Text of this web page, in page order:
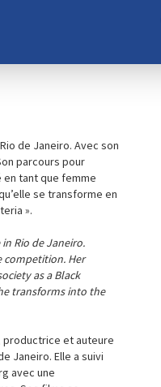
de Janeiro. Avec son
parcours pour
en tant que femme
se transforme en
».
Rio de Janeiro.
competition. Her
as a Black
transforms into the
et auteure
Janeiro. Elle a suivi
avec une